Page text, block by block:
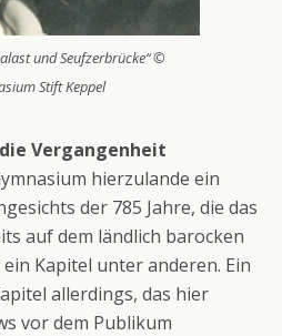
und Seufzerbrücke“ ©
Stift Keppel
Vergangenheit
hierzulande ein
der 785 Jahre, die das
auf dem ländlich barocken
Kapitel unter anderen. Ein
allerdings, das hier
vor dem Publikum